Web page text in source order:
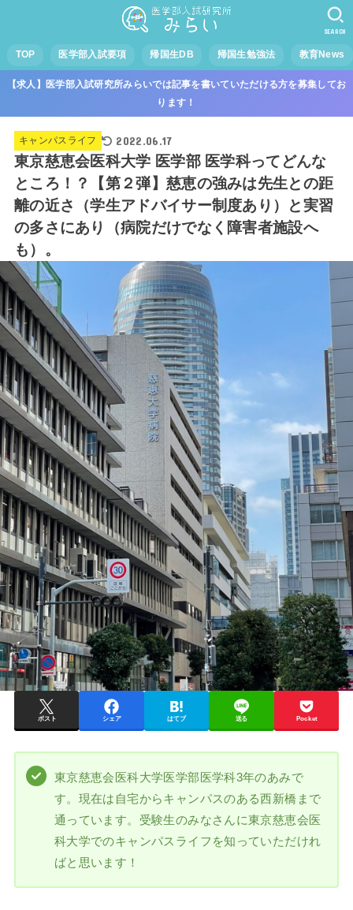
TOP 医学部入試要項 帰国生DB 帰国生勉強法 教育News
SEARCH
【求人】医学部入試研究所みらいでは記事を書いていただける方を募集してお
ります！
キャンパスライフ 2022.06.17
東京慈恵会医科大学 医学部 医学科ってどんな
ところ！？【第２弾】慈恵の強みは先生との距
離の近さ（学生アドバイサー制度あり）と実習
の多さにあり（病院だけでなく障害者施設へ
も）。
ポスト シェア はてブ 送る Pocket
東京慈恵会医科大学医学部医学科3年のあみで
す。現在は自宅からキャンパスのある西新橋まで
通っています。受験生のみなさんに東京慈恵会医
科大学でのキャンパスライフを知っていただけれ
ばと思います！